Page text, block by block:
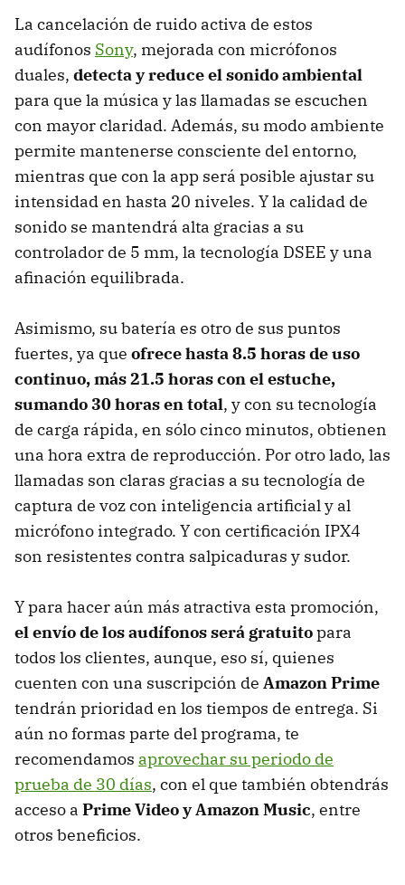
La cancelación de ruido activa de estos
audífonos Sony, mejorada con micrófonos
duales, detecta y reduce el sonido ambiental
para que la música y las llamadas se escuchen
con mayor claridad. Además, su modo ambiente
permite mantenerse consciente del entorno,
mientras que con la app será posible ajustar su
intensidad en hasta 20 niveles. Y la calidad de
sonido se mantendrá alta gracias a su
controlador de 5 mm, la tecnología DSEE y una
afinación equilibrada.
Asimismo, su batería es otro de sus puntos
fuertes, ya que ofrece hasta 8.5 horas de uso
continuo, más 21.5 horas con el estuche,
sumando 30 horas en total, y con su tecnología
de carga rápida, en sólo cinco minutos, obtienen
una hora extra de reproducción. Por otro lado, las
llamadas son claras gracias a su tecnología de
captura de voz con inteligencia artificial y al
micrófono integrado. Y con certificación IPX4
son resistentes contra salpicaduras y sudor.
Y para hacer aún más atractiva esta promoción,
el envío de los audífonos será gratuitopara
todos los clientes, aunque, eso sí, quienes
cuenten con una suscripción de Amazon Prime
tendrán prioridad en los tiempos de entrega. Si
aún no formas parte del programa, te
recomendamos aprovechar su periodo de
prueba de 30 días, con el que también obtendrás
acceso a Prime Video y Amazon Music, entre
otros beneficios.